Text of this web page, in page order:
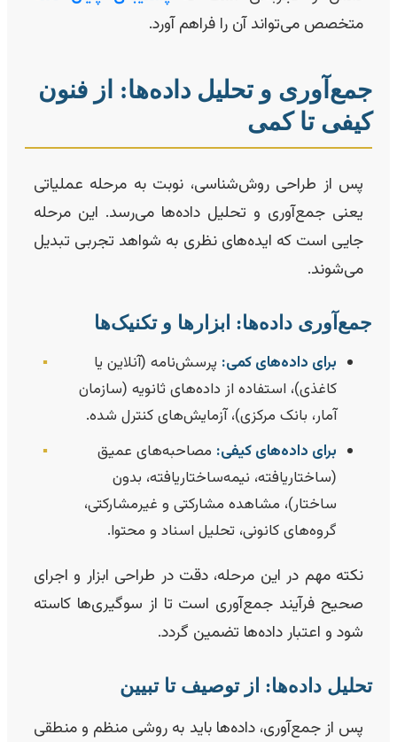
متخصص می‌تواند آن را فراهم آورد.
و تحلیل داده‌ها: از فنون
تا کمی
پس از طراحی روش‌شناسی، نوبت به مرحله عملیاتی
یعنی جمع‌آوری و تحلیل داده‌ها می‌رسد. این مرحله
جایی است که ایده‌های نظری به شواهد تجربی تبدیل
می‌شوند.
داده‌ها: ابزارها و تکنیک‌ها
برای داده‌های کمی:پرسش‌نامه (آنلاین یا
کاغذی)، استفاده از داده‌های ثانویه (سازمان
آمار، بانک مرکزی)، آزمایش‌های کنترل شده.
برای داده‌های کیفی:مصاحبه‌های عمیق
(ساختاریافته، نیمه‌ساختاریافته، بدون
ساختار)، مشاهده مشارکتی و غیرمشارکتی،
گروه‌های کانونی، تحلیل اسناد و محتوا.
نکته مهم در این مرحله، دقت در طراحی ابزار و اجرای
صحیح فرآیند جمع‌آوری است تا از سوگیری‌ها کاسته
شود و اعتبار داده‌ها تضمین گردد.
داده‌ها: از توصیف تا تبیین
پس از جمع‌آوری، داده‌ها باید به روشی منظم و منطقی